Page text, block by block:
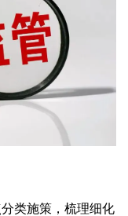
类施策，梳理细化